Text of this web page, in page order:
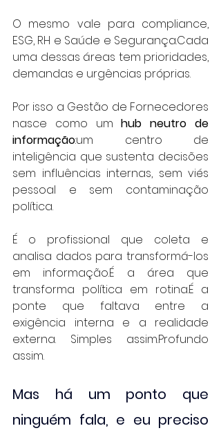
O mesmo vale para compliance,
ESG, RH e Saúde e Segurança.Cada
uma dessas áreas tem prioridades,
demandas e urgências próprias.
Por isso a Gestão de Fornecedores
nasce como um hub neutro de
informação:um centro de
inteligência que sustenta decisões
sem influências internas, sem viés
pessoal e sem contaminação
política.
É o profissional que coleta e
analisa dados para transformá-los
em informação.É a área que
transforma política em rotina.É a
ponte que faltava entre a
exigência interna e a realidade
externa. Simples assim.Profundo
assim.
Mas há um ponto que
ninguém fala, e eu preciso